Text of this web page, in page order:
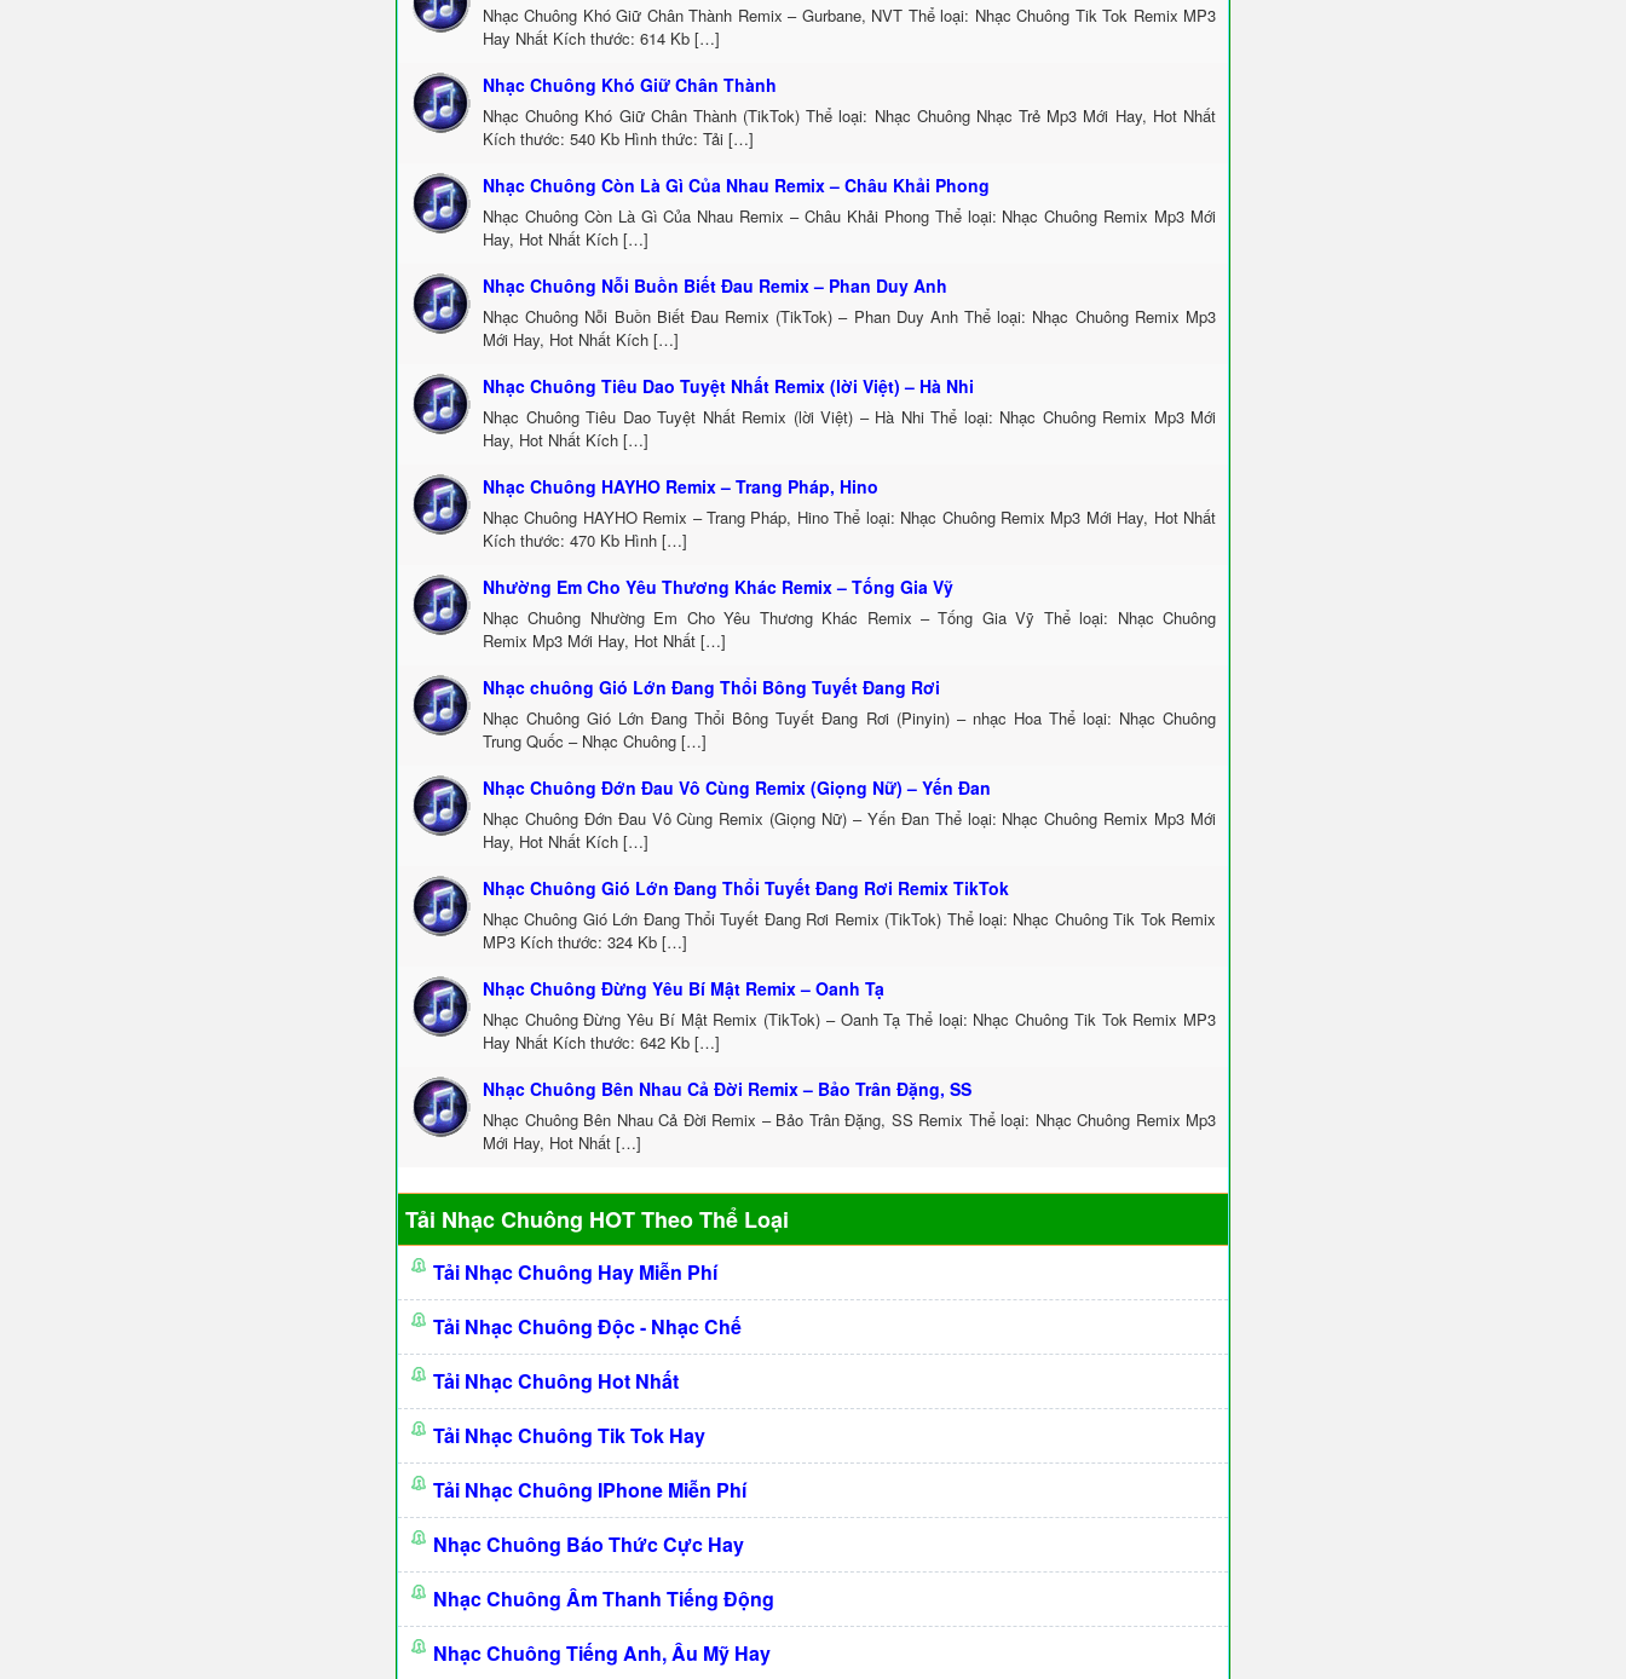
Nhạc Chuông Khó Giữ Chân Thành Remix – Gurbane, NVT Thể loại: Nhạc Chuông Tik Tok Remix MP3
Hay Nhất Kích thước: 614 Kb […]
Nhạc Chuông Khó Giữ Chân Thành
Nhạc Chuông Khó Giữ Chân Thành (TikTok) Thể loại: Nhạc Chuông Nhạc Trẻ Mp3 Mới Hay, Hot Nhất
Kích thước: 540 Kb Hình thức: Tải […]
Nhạc Chuông Còn Là Gì Của Nhau Remix – Châu Khải Phong
Nhạc Chuông Còn Là Gì Của Nhau Remix – Châu Khải Phong Thể loại: Nhạc Chuông Remix Mp3 Mới
Hay, Hot Nhất Kích […]
Nhạc Chuông Nỗi Buồn Biết Đau Remix – Phan Duy Anh
Nhạc Chuông Nỗi Buồn Biết Đau Remix (TikTok) – Phan Duy Anh Thể loại: Nhạc Chuông Remix Mp3
Mới Hay, Hot Nhất Kích […]
Nhạc Chuông Tiêu Dao Tuyệt Nhất Remix (lời Việt) – Hà Nhi
Nhạc Chuông Tiêu Dao Tuyệt Nhất Remix (lời Việt) – Hà Nhi Thể loại: Nhạc Chuông Remix Mp3 Mới
Hay, Hot Nhất Kích […]
Nhạc Chuông HAYHO Remix – Trang Pháp, Hino
Nhạc Chuông HAYHO Remix – Trang Pháp, Hino Thể loại: Nhạc Chuông Remix Mp3 Mới Hay, Hot Nhất
Kích thước: 470 Kb Hình […]
Nhường Em Cho Yêu Thương Khác Remix – Tống Gia Vỹ
Nhạc Chuông Nhường Em Cho Yêu Thương Khác Remix – Tống Gia Vỹ Thể loại: Nhạc Chuông
Remix Mp3 Mới Hay, Hot Nhất […]
Nhạc chuông Gió Lớn Đang Thổi Bông Tuyết Đang Rơi
Nhạc Chuông Gió Lớn Đang Thổi Bông Tuyết Đang Rơi (Pinyin) – nhạc Hoa Thể loại: Nhạc Chuông
Trung Quốc – Nhạc Chuông […]
Nhạc Chuông Đớn Đau Vô Cùng Remix (Giọng Nữ) – Yến Đan
Nhạc Chuông Đớn Đau Vô Cùng Remix (Giọng Nữ) – Yến Đan Thể loại: Nhạc Chuông Remix Mp3 Mới
Hay, Hot Nhất Kích […]
Nhạc Chuông Gió Lớn Đang Thổi Tuyết Đang Rơi Remix TikTok
Nhạc Chuông Gió Lớn Đang Thổi Tuyết Đang Rơi Remix (TikTok) Thể loại: Nhạc Chuông Tik Tok Remix
MP3 Kích thước: 324 Kb […]
Nhạc Chuông Đừng Yêu Bí Mật Remix – Oanh Tạ
Nhạc Chuông Đừng Yêu Bí Mật Remix (TikTok) – Oanh Tạ Thể loại: Nhạc Chuông Tik Tok Remix MP3
Hay Nhất Kích thước: 642 Kb […]
Nhạc Chuông Bên Nhau Cả Đời Remix – Bảo Trân Đặng, SS
Nhạc Chuông Bên Nhau Cả Đời Remix – Bảo Trân Đặng, SS Remix Thể loại: Nhạc Chuông Remix Mp3
Mới Hay, Hot Nhất […]
Tải Nhạc Chuông HOT Theo Thể Loại
Tải Nhạc Chuông Hay Miễn Phí
Tải Nhạc Chuông Độc - Nhạc Chế
Tải Nhạc Chuông Hot Nhất
Tải Nhạc Chuông Tik Tok Hay
Tải Nhạc Chuông IPhone Miễn Phí
Nhạc Chuông Báo Thức Cực Hay
Nhạc Chuông Âm Thanh Tiếng Động
Nhạc Chuông Tiếng Anh, Âu Mỹ Hay